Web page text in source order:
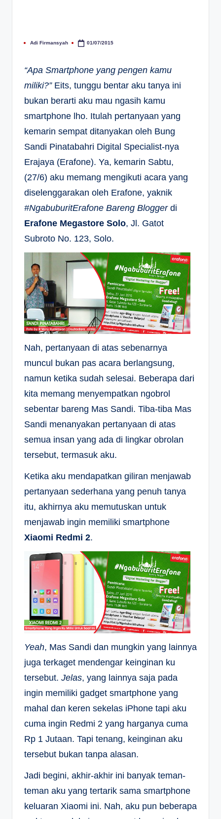
Posted
Adi Firmansyah 01/07/2015
“Apa Smartphone yang pengen kamu
miliki?”Eits, tunggu bentar aku tanya ini
bukan berarti aku mau ngasih kamu
smartphone lho. Itulah pertanyaan yang
kemarin sempat ditanyakan oleh Bung
Sandi Pinatabahri Digital Specialist-nya
Erajaya (Erafone). Ya, kemarin Sabtu,
(27/6) aku memang mengikuti acara yang
diselenggarakan oleh Erafone, yaknik
#NgabuburitErafone Bareng Bloggerdi
Erafone Megastore Solo, Jl. Gatot
Subroto No. 123, Solo.
Nah, pertanyaan di atas sebenarnya
muncul bukan pas acara berlangsung,
namun ketika sudah selesai. Beberapa dari
kita memang menyempatkan ngobrol
sebentar bareng Mas Sandi. Tiba-tiba Mas
Sandi menanyakan pertanyaan di atas
semua insan yang ada di lingkar obrolan
tersebut, termasuk aku.
Ketika aku mendapatkan giliran menjawab
pertanyaan sederhana yang penuh tanya
itu, akhirnya aku memutuskan untuk
menjawab ingin memiliki smartphone
Xiaomi Redmi 2.
Yeah, Mas Sandi dan mungkin yang lainnya
juga terkaget mendengar keinginan ku
tersebut. Jelas, yang lainnya saja pada
ingin memiliki gadget smartphone yang
mahal dan keren sekelas iPhone tapi aku
cuma ingin Redmi 2 yang harganya cuma
Rp 1 Jutaan. Tapi tenang, keinginan aku
tersebut bukan tanpa alasan.
Jadi begini, akhir-akhir ini banyak teman-
teman aku yang tertarik sama smartphone
keluaran Xiaomi ini. Nah, aku pun beberapa